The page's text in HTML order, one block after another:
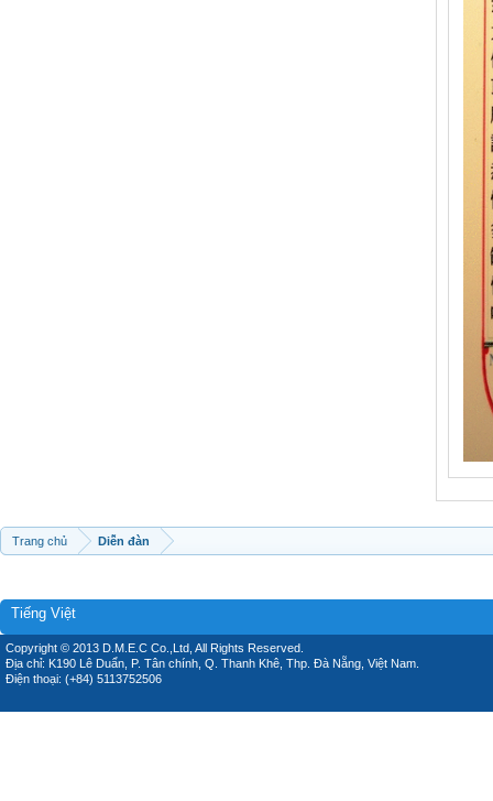
Trang chủ Diễn đàn
Tiếng Việt
Copyright © 2013 D.M.E.C Co.,Ltd, All Rights Reserved.
Địa chỉ: K190 Lê Duẩn, P. Tân chính, Q. Thanh Khê, Thp. Đà Nẵng, Việt Nam.
Điện thoại: (+84) 5113752506